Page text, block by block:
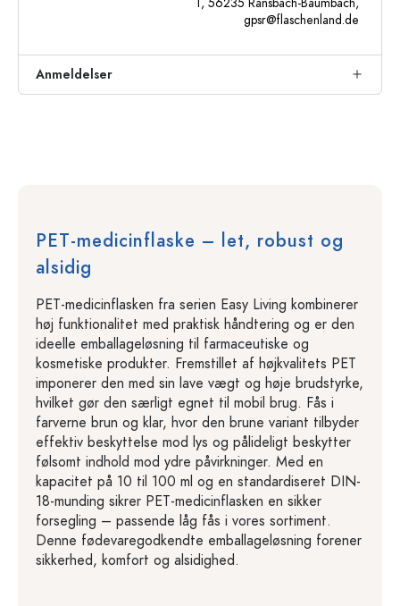
gpsr@flaschenland.de
Anmeldelser
PET-medicinflaske – let, robust og
alsidig
PET-medicinflasken fra serien Easy Living kombinerer
høj funktionalitet med praktisk håndtering og er den
ideelle emballageløsning til farmaceutiske og
kosmetiske produkter. Fremstillet af højkvalitets PET
imponerer den med sin lave vægt og høje brudstyrke,
hvilket gør den særligt egnet til mobil brug. Fås i
farverne brun og klar, hvor den brune variant tilbyder
effektiv beskyttelse mod lys og pålideligt beskytter
følsomt indhold mod ydre påvirkninger. Med en
kapacitet på 10 til 100 ml og en standardiseret DIN-
18-munding sikrer PET-medicinflasken en sikker
forsegling – passende låg fås i vores sortiment.
Denne fødevaregodkendte emballageløsning forener
sikkerhed, komfort og alsidighed.